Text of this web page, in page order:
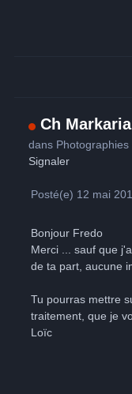
Ch
dans Photographies
Signaler
Posté(e) 12 mai
Bonjour Fredo
Merci ... sauf que
de ta part, aucune
Tu pourras mettre
traitement, que je
Loïc